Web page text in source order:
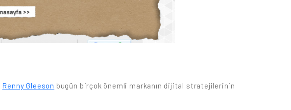
Renny Gleeson bugün birçok önemli markanın dijital stratejilerinin